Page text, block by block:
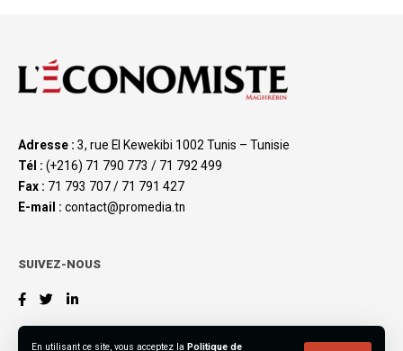
En utilisant ce site, vous acceptez la Politique de
Adresse : 3, rue El Kewekibi 1002 Tunis – Tunisie
Tél : (+216) 71 790 773 / 71 792 499
Fax : 71 793 707 / 71 791 427
E-mail : contact@promedia.tn
SUIVEZ-NOUS